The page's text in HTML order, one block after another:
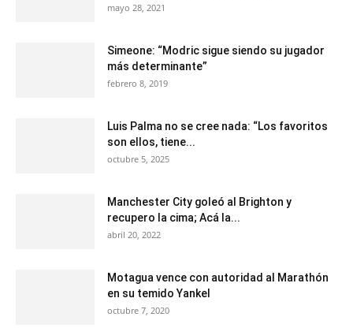
mayo 28, 2021
Simeone: “Modric sigue siendo su jugador
más determinante”
febrero 8, 2019
Luis Palma no se cree nada: “Los favoritos
son ellos, tiene...
octubre 5, 2025
Manchester City goleó al Brighton y
recupero la cima; Acá la...
abril 20, 2022
Motagua vence con autoridad al Marathón
en su temido Yankel
octubre 7, 2020